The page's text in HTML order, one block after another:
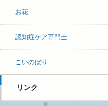
お花
認知症ケア専門士
こいのぼり
リンク